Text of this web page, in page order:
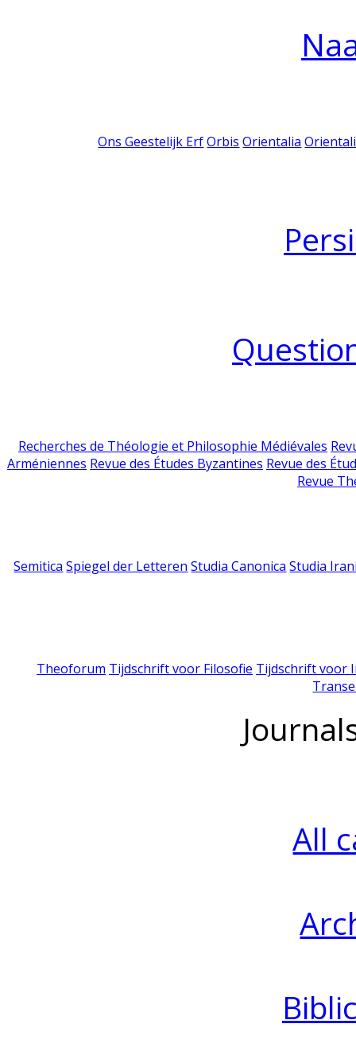
Ons Geestelijk Erf Orbis Orientalia
Recherches de Théologie et Philosophie Médiévales
Arméniennes Revue des Études Byzantines Revue des
Revue
Semitica Spiegel der Letteren Studia Canonica Studia
Theoforum Tijdschrift voor Filosofie Tijdschrift voor
All